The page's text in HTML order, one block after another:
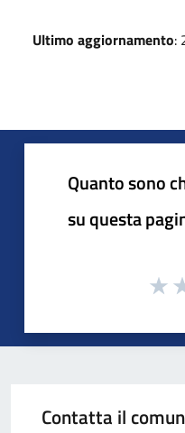
Ultimo aggiornamento:
Quanto sono
su questa
Contatta il